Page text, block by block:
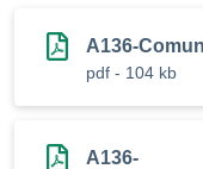
A136-
pdf - 104 kb
A136-